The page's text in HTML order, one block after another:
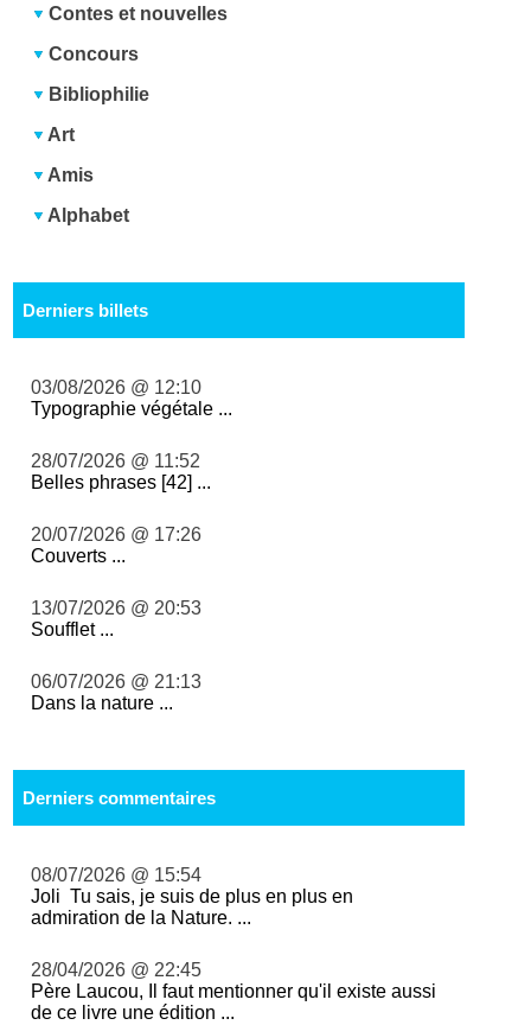
Contes et nouvelles
Concours
Bibliophilie
Art
Amis
Alphabet
Derniers billets
03/08/2026 @ 12:10
Typographie végétale ...
28/07/2026 @ 11:52
Belles phrases [42] ...
20/07/2026 @ 17:26
Couverts ...
13/07/2026 @ 20:53
Soufflet ...
06/07/2026 @ 21:13
Dans la nature ...
Derniers commentaires
08/07/2026 @ 15:54
Joli Tu sais, je suis de plus en plus en
admiration de la Nature. ...
28/04/2026 @ 22:45
Père Laucou, Il faut mentionner qu'il existe aussi
de ce livre une édition ...